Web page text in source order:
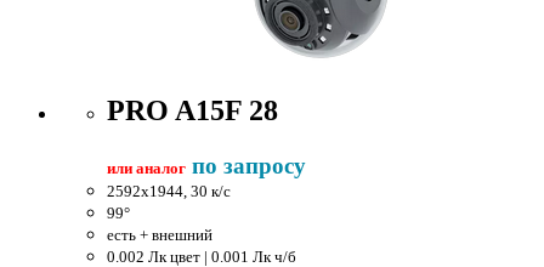
PRO A15F 28
или аналог по запросу
2592x1944, 30 к/c
99°
есть + внешний
0.002 Лк цвет | 0.001 Лк ч/б